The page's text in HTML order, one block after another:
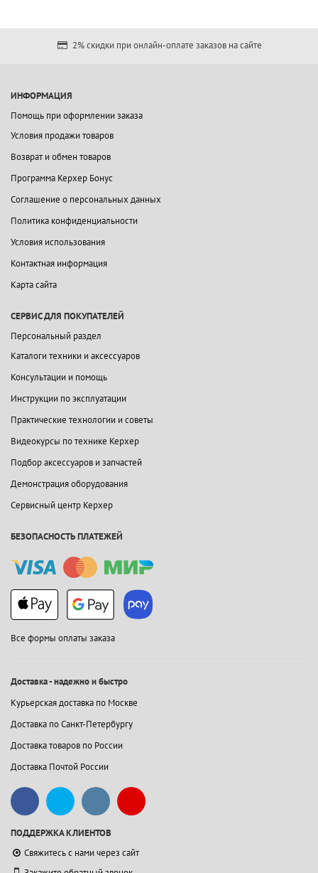
2% скидки при онлайн-оплате заказов на сайте
ИНФОРМАЦИЯ
Помощь при оформлении заказа
Условия продажи товаров
Возврат и обмен товаров
Программа Керхер Бонус
Соглашение о персональных данных
Политика конфиденциальности
Условия использования
Контактная информация
Карта сайта
СЕРВИС ДЛЯ ПОКУПАТЕЛЕЙ
Персональный раздел
Каталоги техники и аксессуаров
Консультации и помощь
Инструкции по эксплуатации
Практические технологии и советы
Видеокурсы по технике Керхер
Подбор аксессуаров и запчастей
Демонстрация оборудования
Сервисный центр Керхер
БЕЗОПАСНОСТЬ ПЛАТЕЖЕЙ
Все формы оплаты заказа
Доставка - надежно и быстро
Курьерская доставка по Москве
Доставка по Санкт-Петербургу
Доставка товаров по России
Доставка Почтой России
ПОДДЕРЖКА КЛИЕНТОВ
Свяжитесь с нами через сайт